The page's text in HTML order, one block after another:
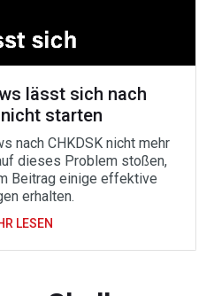
lässt sich nach
nicht starten
nach CHKDSK nicht mehr
dieses Problem stoßen,
Beitrag einige effektive
erhalten.
LESEN